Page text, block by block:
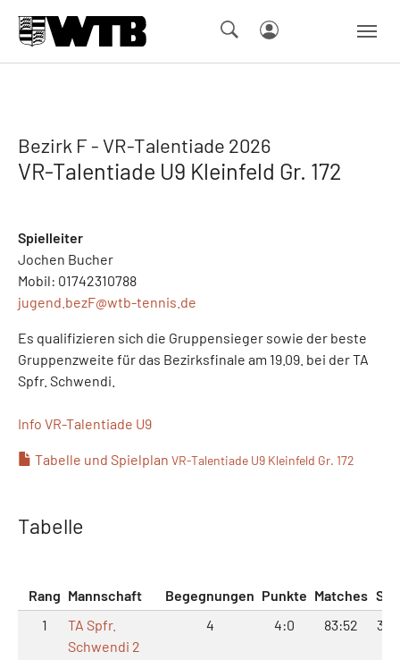
Bezirk F - VR-Talentiade 2026
VR-Talentiade U9 Kleinfeld Gr. 172
Spielleiter
Jochen Bucher
Mobil: 01742310788
jugend.bezF@wtb-tennis.de
Es qualifizieren sich die Gruppensieger sowie der beste
Gruppenzweite für das Bezirksfinale am 19.09. bei der TA
Spfr. Schwendi.
Info VR-Talentiade U9
Tabelle und Spielplan VR-Talentiade U9 Kleinfeld Gr. 172
Tabelle
Rang Mannschaft Begegnungen Punkte Matches
1
TA Spfr.
Schwendi 2
4 4:0 83:52